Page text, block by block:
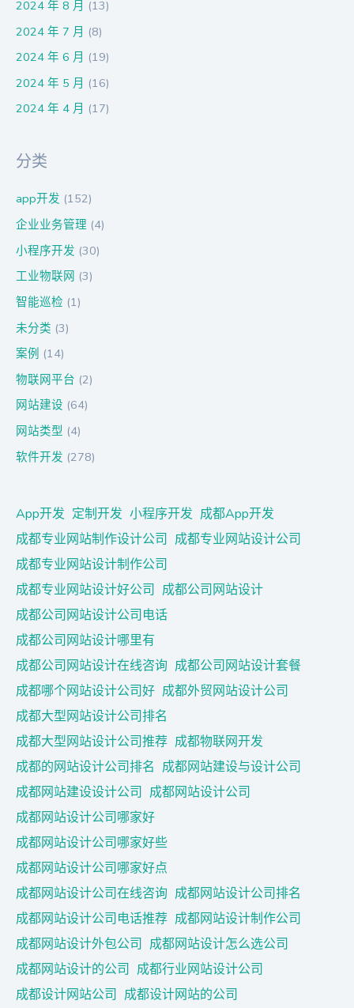
2024 年 8 月 (13)
2024 年 7 月 (8)
2024 年 6 月 (19)
2024 年 5 月 (16)
2024 年 4 月 (17)
分类
app开发 (152)
企业业务管理 (4)
小程序开发 (30)
工业物联网 (3)
智能巡检 (1)
未分类 (3)
案例 (14)
物联网平台 (2)
网站建设 (64)
网站类型 (4)
软件开发 (278)
App开发 定制开发 小程序开发 成都App开发
成都专业网站制作设计公司 成都专业网站设计公司
成都专业网站设计制作公司
成都专业网站设计好公司 成都公司网站设计
成都公司网站设计公司电话
成都公司网站设计哪里有
成都公司网站设计在线咨询 成都公司网站设计套餐
成都哪个网站设计公司好 成都外贸网站设计公司
成都大型网站设计公司排名
成都大型网站设计公司推荐 成都物联网开发
成都的网站设计公司排名 成都网站建设与设计公司
成都网站建设设计公司 成都网站设计公司
成都网站设计公司哪家好
成都网站设计公司哪家好些
成都网站设计公司哪家好点
成都网站设计公司在线咨询 成都网站设计公司排名
成都网站设计公司电话推荐 成都网站设计制作公司
成都网站设计外包公司 成都网站设计怎么选公司
成都网站设计的公司 成都行业网站设计公司
成都设计网站公司 成都设计网站的公司